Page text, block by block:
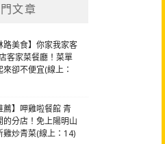
文章
路美食】你家我家客
客家菜餐廳！菜單
卻不便宜(線上：
薦】呷雞啦餐館 青
的分店！免上陽明山
雞炒青菜(線上：14)